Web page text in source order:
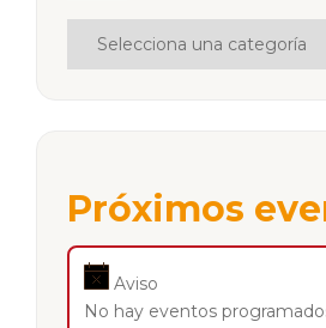
Próximos
Aviso
No hay eventos